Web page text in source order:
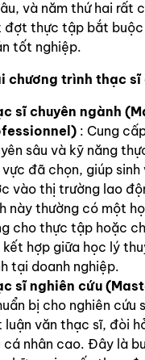
và năm thứ hai rất
đợt thực tập bắt buộc
tốt nghiệp.
chương trình thạc sĩ
sĩ chuyên ngành
: Cung
sâu và kỹ năng
vực đã chọn, giúp
vào thị trường lao
này thường có một
cho thực tập hoặc
hợp giữa học lý
tại doanh nghiệp.
sĩ nghiên cứu
bị cho nghiên cứu
luận văn thạc sĩ, đòi
cá nhân cao. Đây là